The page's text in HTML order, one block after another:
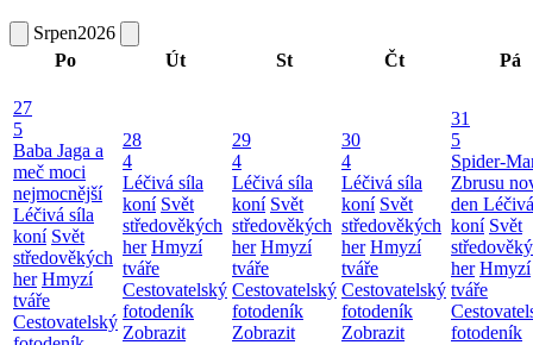
Srpen2026
Po
Út St Čt Pá
27
5
Baba Jaga a
meč moci
nejmocnější
Léčivá síla
koní Svět
středověkých
her Hmyzí
tváře
Cestovatelský
28
4
Léčivá síla
koní Svět
středověkých
her Hmyzí
tváře
Cestovatelský
fotodeník
Zobrazit
29
4
Léčivá síla
koní Svět
středověkých
her Hmyzí
tváře
Cestovatelský
fotodeník
Zobrazit
30
4
Léčivá síla
koní Svět
středověkých
her Hmyzí
tváře
Cestovatelský
fotodeník
Zobrazit
31
5
Spider-
Zbrusu
den
koní Svět
her Hmyzí
tváře
fotodeník